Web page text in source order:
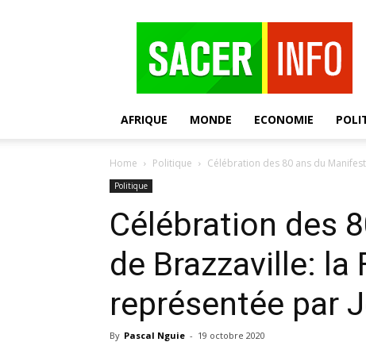
AFRIQUE MONDE ECONOMIE
Home Politique Célébration des 80 ans du
Politique
Célébration des
de Brazzaville: la
représentée par
By Pascal Nguie - 19 octobre 2020